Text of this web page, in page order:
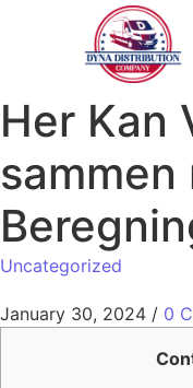
Her Kan
sammen
Uncategorized
January 30, 2024 / 0